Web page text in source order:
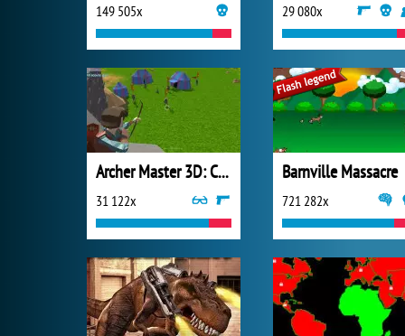
149 505x 29 080x
Archer Master 3D: Castle Defense
31 122x
Barnville Massacre
721 282x